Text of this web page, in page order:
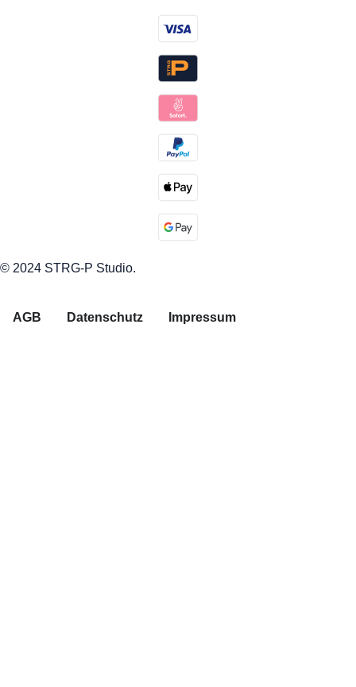
© 2024 STRG-P Studio.
AGB Datenschutz Impressum